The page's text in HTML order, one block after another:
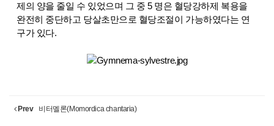
제의 양을 줄일 수 있었으며 그 중 5 명은 혈당강하제 복용을
완전히 중단하고 당살초만으로 혈당조절이 가능하였다는 연
구가 있다.
Prev 비터멜론(Momordica chantaria)